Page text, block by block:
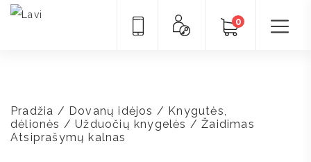
0
Pradžia / Dovanų idėjos / Knygutės,
dėlionės /Užduočių knygelės / Žaidimas
Atsiprašymų kalnas